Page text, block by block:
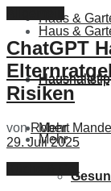
Haus &
Mehr
Haus &
Mehr
ChatGPT
Risiken
von Robert Mandel
29. Juli 2025